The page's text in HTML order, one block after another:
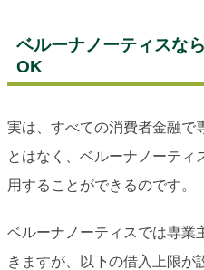
ベルーナノーティスな
OK
実は、すべての消費者金融で
とはなく、ベルーナノーティ
用することができるのです。
ベルーナノーティスでは専業
きますが、以下の借入上限が